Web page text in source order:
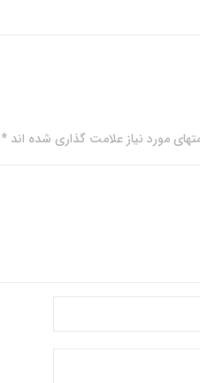
مورد نیاز علامت گذاری شده اند *